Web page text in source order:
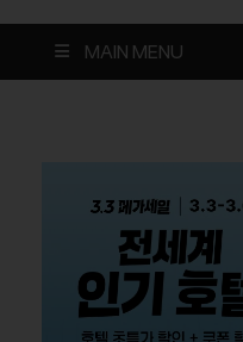
MAIN MENU